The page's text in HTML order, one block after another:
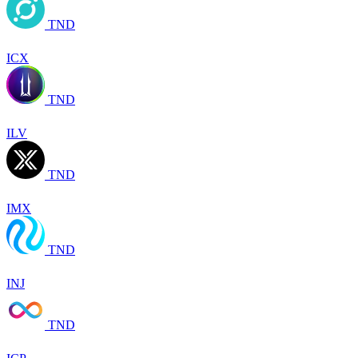
TND
ICX
TND
ILV
TND
IMX
TND
INJ
TND